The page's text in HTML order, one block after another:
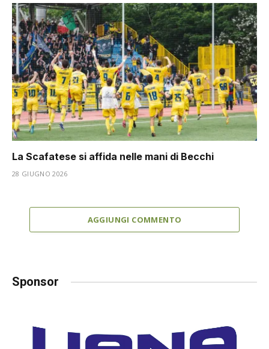
La Scafatese si affida nelle mani di Becchi
28 GIUGNO 2026
AGGIUNGI COMMENTO
Sponsor